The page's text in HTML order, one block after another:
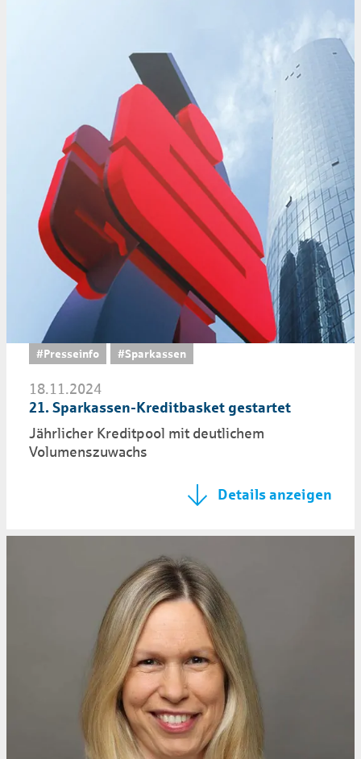
#Presseinfo #Sparkassen
18.11.2024
21. Sparkassen-Kreditbasket gestartet
Jährlicher Kreditpool mit deutlichem
Volumenszuwachs
Details anzeigen